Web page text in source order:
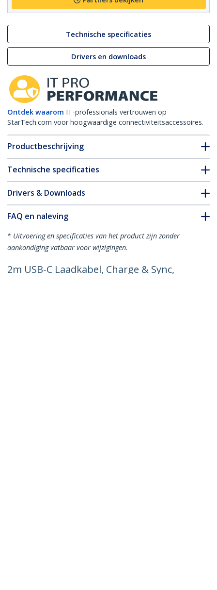
Technische specificaties
Drivers en downloads
Ontdek waarom IT-professionals vertrouwen op
StarTech.com voor hoogwaardige connectiviteitsaccessoires.
Productbeschrijving
Technische specificaties
Drivers & Downloads
FAQ en naleving
* Uitvoering en specificaties van het product zijn zonder
aankondiging vatbaar voor wijzigingen.
2m USB-C Laadkabel, Charge & Sync,